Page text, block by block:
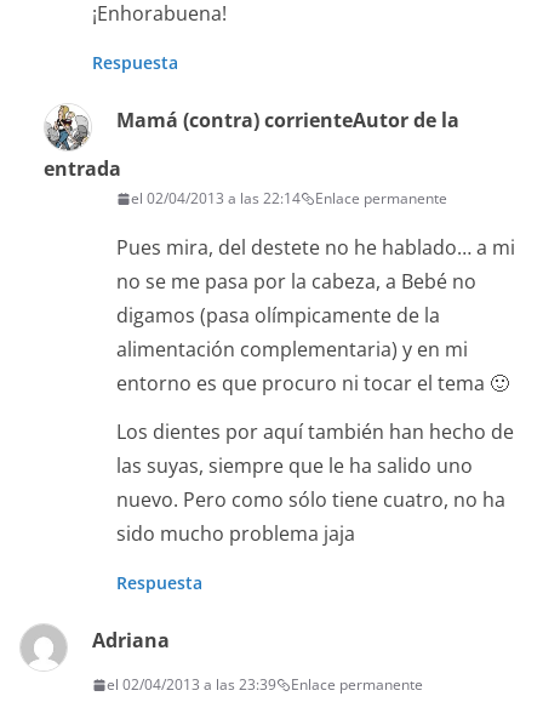
¡Enhorabuena!
Respuesta
Mamá (contra) corrienteAutor de la
entrada
el 02/04/2013 a las 22:14 Enlace permanente
Pues mira, del destete no he hablado… a mi
no se me pasa por la cabeza, a Bebé no
digamos (pasa olímpicamente de la
alimentación complementaria) y en mi
entorno es que procuro ni tocar el tema 🙂
Los dientes por aquí también han hecho de
las suyas, siempre que le ha salido uno
nuevo. Pero como sólo tiene cuatro, no ha
sido mucho problema jaja
Respuesta
Adriana
el 02/04/2013 a las 23:39 Enlace permanente